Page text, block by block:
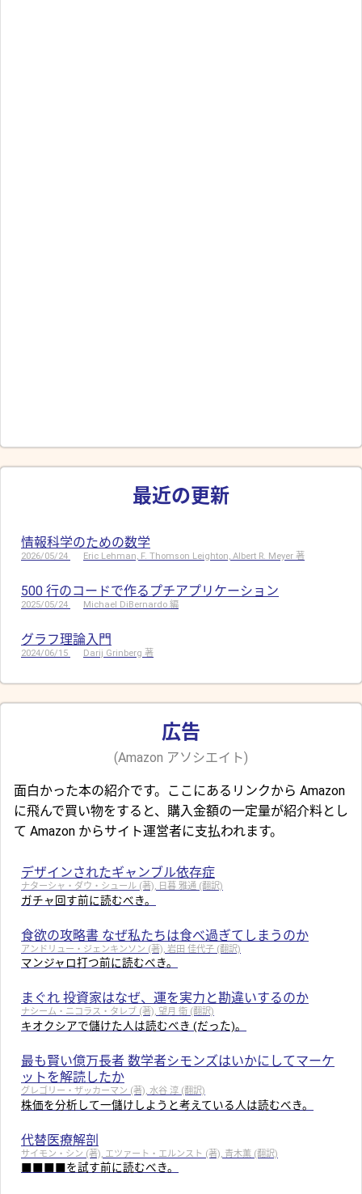
最近の更新
情報科学のための数学
2026/05/24 Eric Lehman, F. Thomson Leighton, Albert R. Meyer 著
500 行のコードで作るプチアプリケーション
2025/05/24 Michael DiBernardo 編
グラフ理論入門
2024/06/15 Darij Grinberg 著
広告
(Amazon アソシエイト)
面白かった本の紹介です。ここにあるリンクから Amazon
に飛んで買い物をすると、購入金額の一定量が紹介料とし
て Amazon からサイト運営者に支払われます。
デザインされたギャンブル依存症
ナターシャ・ダウ・シュール (著), 日暮 雅通 (翻訳)
ガチャ回す前に読むべき。
食欲の攻略書 なぜ私たちは食べ過ぎてしまうのか
アンドリュー・ジェンキンソン (著), 岩田 佳代子 (翻訳)
マンジャロ打つ前に読むべき。
まぐれ 投資家はなぜ、運を実力と勘違いするのか
ナシーム・ニコラス・タレブ (著), 望月 衛 (翻訳)
キオクシアで儲けた人は読むべき (だった)。
最も賢い億万長者 数学者シモンズはいかにしてマーケ
ットを解読したか
グレゴリー・ザッカーマン (著), 水谷 淳 (翻訳)
株価を分析して一儲けしようと考えている人は読むべき。
代替医療解剖
サイモン・シン (著), エツァート・エルンスト (著), 青木薫 (翻訳)
■■■■を試す前に読むべき。